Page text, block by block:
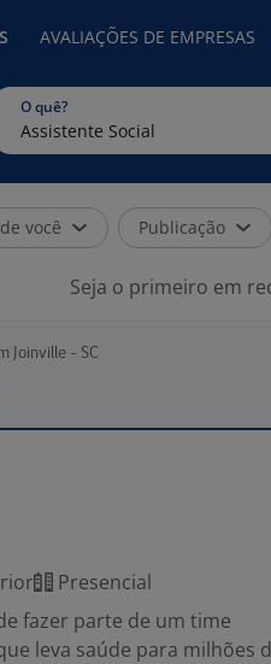
AVALIAÇÕES DE EMPRESAS
O quê?
você Publicação
Seja o primeiro em
Joinville - SC
Presencial
de fazer parte de um time
leva saúde para milhões